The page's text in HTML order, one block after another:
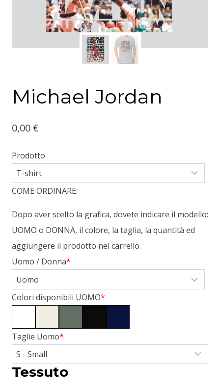
Michael Jordan
0,00 €
Prodotto
COME ORDINARE:
Dopo aver scelto la grafica, dovete indicare il modello:
UOMO o DONNA, il colore, la taglia, la quantità ed
aggiungere il prodotto nel carrello.
*
Uomo / Donna
*
Colori disponibili UOMO
*
Taglie Uomo
Tessuto